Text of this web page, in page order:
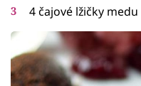
4 čajové lžičky medu